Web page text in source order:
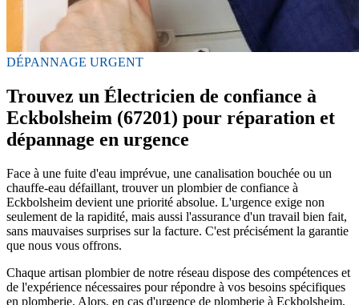
DÉPANNAGE URGENT
Trouvez un Électricien de confiance à
Eckbolsheim (67201) pour réparation et
dépannage en urgence
Face à une fuite d'eau imprévue, une canalisation bouchée ou un
chauffe-eau défaillant, trouver un plombier de confiance à
Eckbolsheim devient une priorité absolue. L'urgence exige non
seulement de la rapidité, mais aussi l'assurance d'un travail bien fait,
sans mauvaises surprises sur la facture. C'est précisément la garantie
que nous vous offrons.
Chaque artisan plombier de notre réseau dispose des compétences et
de l'expérience nécessaires pour répondre à vos besoins spécifiques
en plomberie. Alors, en cas d'urgence de plomberie à Eckbolsheim,